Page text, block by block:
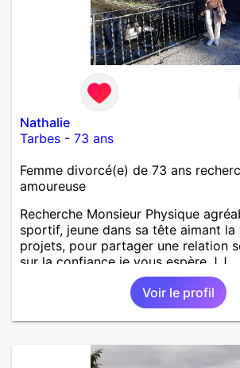
Nathalie
Tarbes - 73 ans
Femme divorcé(e) de 73 ans
amoureuse
Recherche Monsieur Physique
sportif, jeune dans sa tête aimant la
projets, pour partager une relation
sur la confiance je vous espère J.J
Voir le profil